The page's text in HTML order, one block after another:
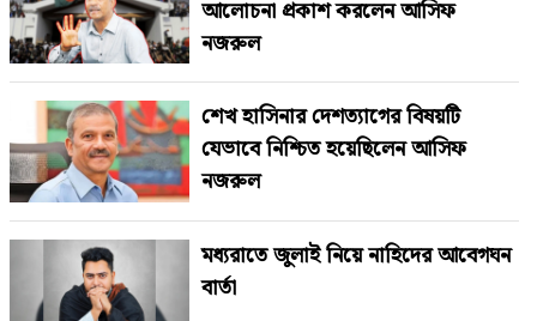
আলোচনা প্রকাশ করলেন আসিফ
নজরুল
শেখ হাসিনার দেশত্যাগের বিষয়টি
যেভাবে নিশ্চিত হয়েছিলেন আসিফ
নজরুল
মধ্যরাতে জুলাই নিয়ে নাহিদের আবেগঘন
বার্তা